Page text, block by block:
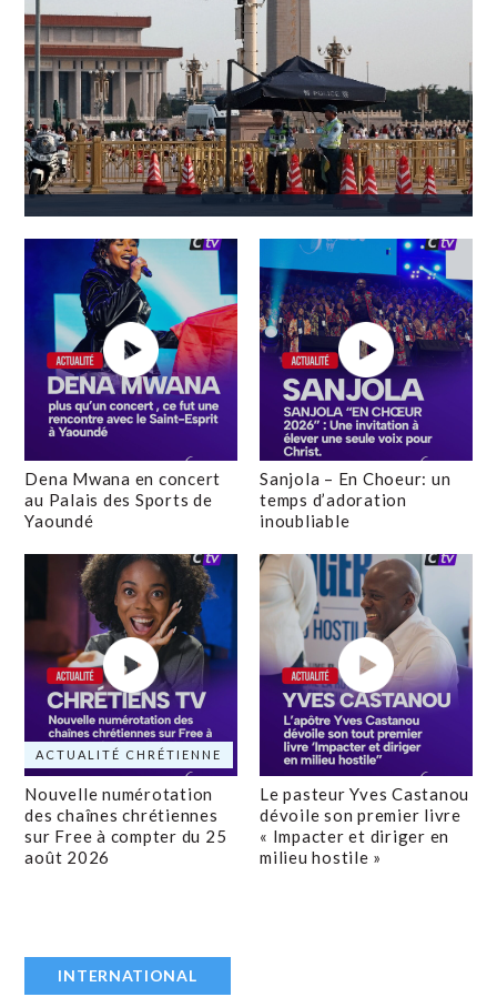
Dena Mwana en concert
au Palais des Sports de
Yaoundé
Sanjola – En Choeur: un
temps d’adoration
inoubliable
ACTUALITÉ CHRÉTIENNE
Nouvelle numérotation
des chaînes chrétiennes
sur Free à compter du 25
août 2026
Le pasteur Yves Castanou
dévoile son premier livre
« Impacter et diriger en
milieu hostile »
INTERNATIONAL